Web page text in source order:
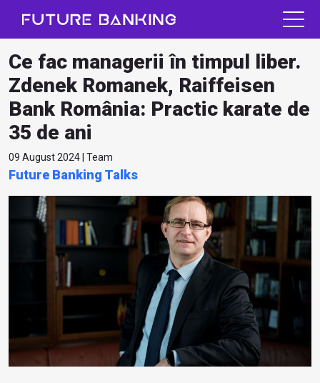
Ce fac managerii în timpul liber.
Zdenek Romanek, Raiffeisen
Bank România: Practic karate de
35 de ani
09 August 2024 | Team
Future Banking Talks